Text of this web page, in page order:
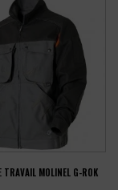
TRAVAIL MOLINEL G-ROK